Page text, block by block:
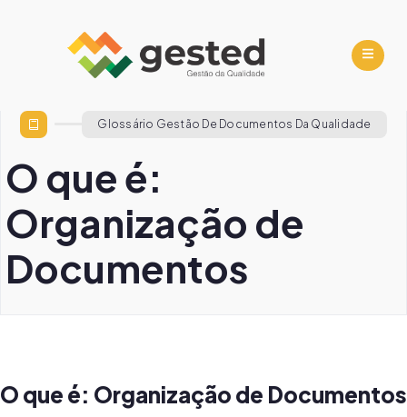
Glossário Gestão De Documentos Da Qualidade
O que é:
Organização de
Documentos
O que é: Organização de Documentos